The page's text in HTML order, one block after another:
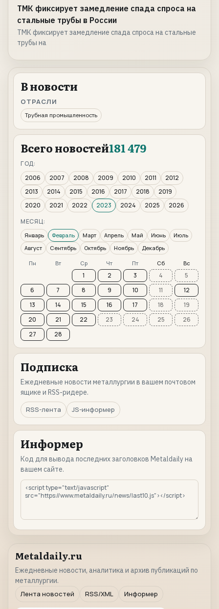
ТМК фиксирует замедление спада спроса на
стальные трубы в России
ТМК фиксирует замедление спада спроса на стальные
трубы на
В новости
ОТРАСЛИ
Трубная промышленность
Всего новостей181 479
ГОД:
2006
2007 2008 2009 2010 2011
2012
2013
2014 2015 2016 2017 2018
2019
2020
2021 2022 2023 2024 2025
2026
МЕСЯЦ:
Январь Февраль Март Апрель Май Июнь
Июль
Август
Сентябрь Октябрь Ноябрь Декабрь
Пн Вт Ср Чт Пт Сб Вс
1 2 3 4
5
6
7 8 9 10 11
12
13
14 15 16 17 18
19
20
21 22 23 24 25
26
27
28
Подписка
Ежедневные новости металлургии в вашем почтовом
ящике и RSS-ридере.
RSS-лента
JS-информер
Информер
Код для вывода последних заголовков Metaldaily на
вашем сайте.
Metaldaily.ru
Ежедневные новости, аналитика и архив публикаций по
металлургии.
Лента новостей
RSS/XML Информер